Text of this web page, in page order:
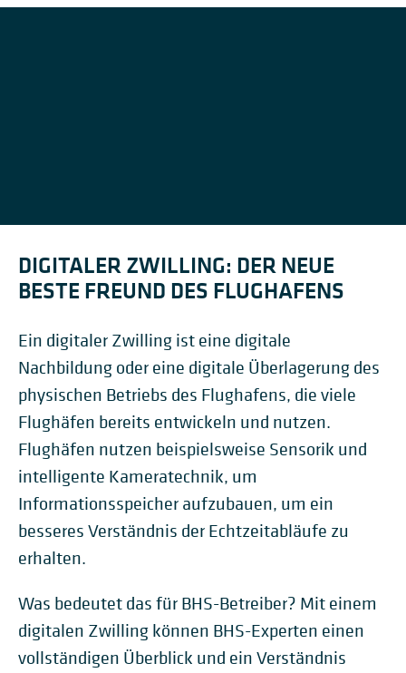
DIGITALER ZWILLING: DER NEUE
BESTE FREUND DES FLUGHAFENS
Ein digitaler Zwilling ist eine digitale
Nachbildung oder eine digitale Überlagerung des
physischen Betriebs des Flughafens, die viele
Flughäfen bereits entwickeln und nutzen.
Flughäfen nutzen beispielsweise Sensorik und
intelligente Kameratechnik, um
Informationsspeicher aufzubauen, um ein
besseres Verständnis der Echtzeitabläufe zu
erhalten.
Was bedeutet das für BHS-Betreiber? Mit einem
digitalen Zwilling können BHS-Experten einen
vollständigen Überblick und ein Verständnis